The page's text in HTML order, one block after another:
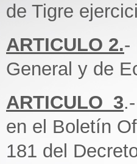
de Tigre
ARTICULO 2.-
General y de
ARTICULO_3
en el Boletín
181 del